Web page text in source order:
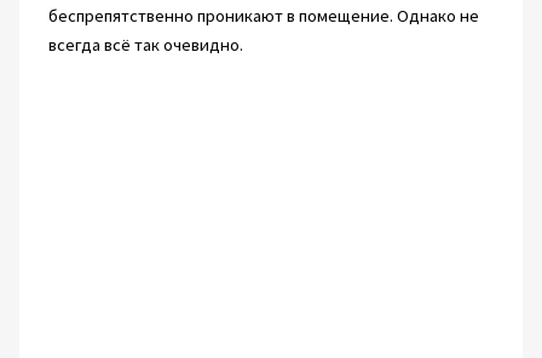
беспрепятственно проникают в помещение. Однако не
всегда всё так очевидно.